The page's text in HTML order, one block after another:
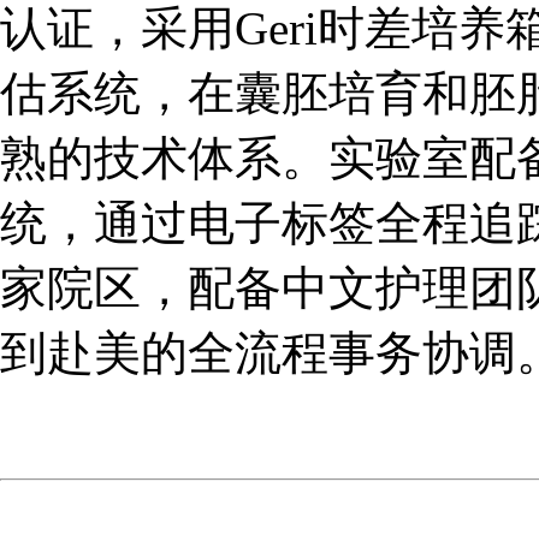
认证，采用Geri时差培养
估系统，在囊胚培育和胚
熟的技术体系。实验室配
统，通过电子标签全程追
家院区，配备中文护理
到赴美的全流程事务协调